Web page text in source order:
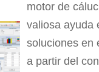
motor de
valiosa ayuda
soluciones en
a partir del